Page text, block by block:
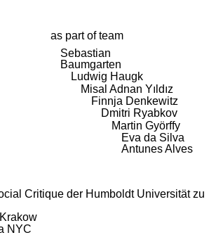
as part of team
Sebastian
Baumgarten
Ludwig Haugk
Misal Adnan Yıldız
Finnja Denkewitz
Dmitri Ryabkov
Martin Györffy
Eva da Silva
Antunes Alves
Critique der Humboldt Universität zu
NYC